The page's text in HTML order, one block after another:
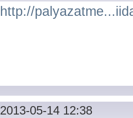
http://
2013-05-14 12:38